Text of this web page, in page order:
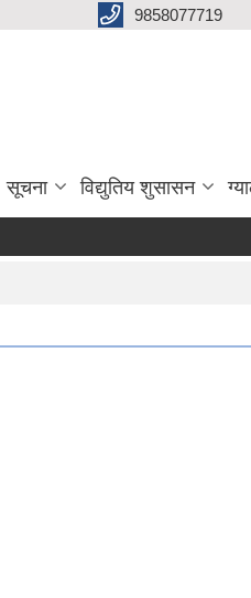
9858077719
सूचना विद्युतिय शुसासन